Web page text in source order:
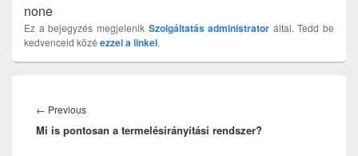
none
Ez a bejegyzés megjelenik Szolgáltatás administrator által. Tedd be
kedvenceid közé ezzel a linkel.
navigáció
← PreviousPrevious
post:
Mi is pontosan a termelésirányítási rendszer?